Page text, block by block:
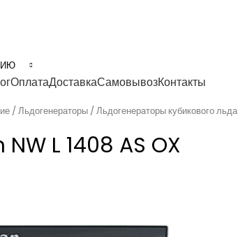
ОплатаДоставкаСамовывозКонтакты
Льдогенераторы Льдогенераторы кубикового льда
L 1408 AS OX